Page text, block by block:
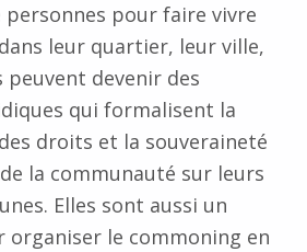
pour faire vivre
leur quartier, leur ville,
peuvent devenir des
qui formalisent la
droits et la souveraineté
la communauté sur leurs
Elles sont aussi un
le commoning en